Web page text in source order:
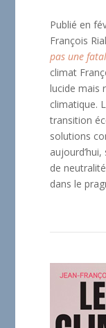
Publié en
François
pas une
climat
lucide mais
climatique.
transition
solutions
de
dans le